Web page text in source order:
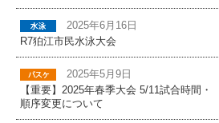
2025年6月16日
R7狛江市民水泳大会
2025年5月9日
【重要】2025年春季大会 5/11試合時間・
順序変更について